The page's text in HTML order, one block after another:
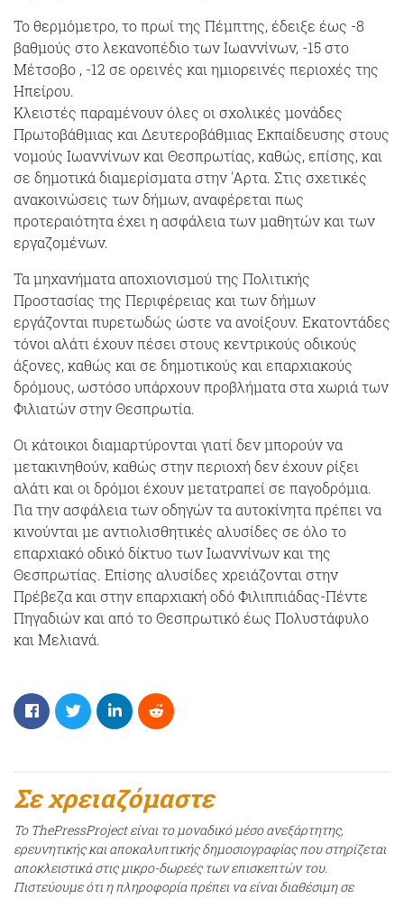
Το θερμόμετρο, το πρωί της Πέμπτης, έδειξε έως -8
βαθμούς στο λεκανοπέδιο των Ιωαννίνων, -15 στο
Μέτσοβο , -12 σε ορεινές και ημιορεινές περιοχές της
Ηπείρου.
Κλειστές παραμένουν όλες οι σχολικές μονάδες
Πρωτοβάθμιας και Δευτεροβάθμιας Εκπαίδευσης στους
νομούς Ιωαννίνων και Θεσπρωτίας, καθώς, επίσης, και
σε δημοτικά διαμερίσματα στην 'Αρτα. Στις σχετικές
ανακοινώσεις των δήμων, αναφέρεται πως
προτεραιότητα έχει η ασφάλεια των μαθητών και των
εργαζομένων.
Τα μηχανήματα αποχιονισμού της Πολιτικής
Προστασίας της Περιφέρειας και των δήμων
εργάζονται πυρετωδώς ώστε να ανοίξουν. Εκατοντάδες
τόνοι αλάτι έχουν πέσει στους κεντρικούς οδικούς
άξονες, καθώς και σε δημοτικούς και επαρχιακούς
δρόμους, ωστόσο υπάρχουν προβλήματα στα χωριά των
Φιλιατών στην Θεσπρωτία.
Οι κάτοικοι διαμαρτύρονται γιατί δεν μπορούν να
μετακινηθούν, καθώς στην περιοχή δεν έχουν ρίξει
αλάτι και οι δρόμοι έχουν μετατραπεί σε παγοδρόμια.
Για την ασφάλεια των οδηγών τα αυτοκίνητα πρέπει να
κινούνται με αντιολισθητικές αλυσίδες σε όλο το
επαρχιακό οδικό δίκτυο των Ιωαννίνων και της
Θεσπρωτίας. Επίσης αλυσίδες χρειάζονται στην
Πρέβεζα και στην επαρχιακή οδό Φιλιππιάδας-Πέντε
Πηγαδιών και από το Θεσπρωτικό έως Πολυστάφυλο
και Μελιανά.
Σε χρειαζόμαστε
Το ThePressProject είναι το μοναδικό μέσο ανεξάρτητης,
ερευνητικής και αποκαλυπτικής δημοσιογραφίας που στηρίζεται
αποκλειστικά στις μικρο-δωρεές των επισκεπτών του.
Πιστεύουμε ότι η πληροφορία πρέπει να είναι διαθέσιμη σε